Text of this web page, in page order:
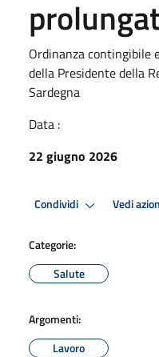
Ordinanza
della Presidente della
Sardegna
Data :
22 giugno 2026
Condividi Vedi
Categorie:
Salute
Argomenti:
Lavoro